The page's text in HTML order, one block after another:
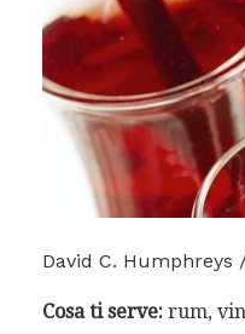
David C. Humphreys
Cosa ti serve: rum,